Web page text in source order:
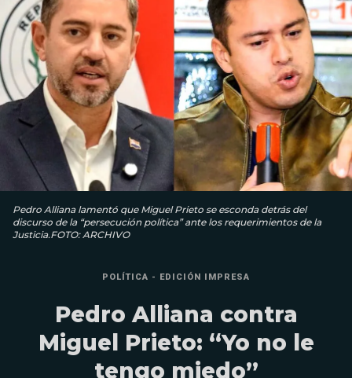
Pedro Alliana lamentó que Miguel Prieto se esconda detrás del
discurso de la “persecución política” ante los requerimientos de la
Justicia.FOTO: ARCHIVO
POLÍTICA - EDICIÓN IMPRESA
Pedro Alliana contra
Miguel Prieto: “Yo no le
tengo miedo”